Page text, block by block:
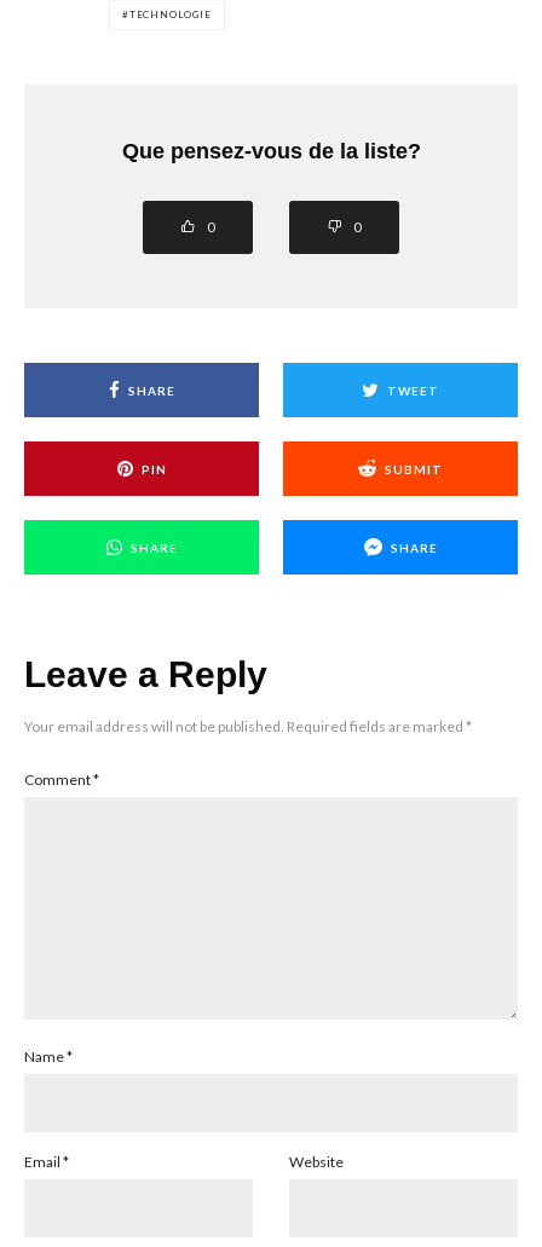
TECHNOLOGIE
Que pensez-vous de la liste?
0 0
SHARE TWEET
PIN SUBMIT
SHARE SHARE
Leave a Reply
Your email address will not be published. Required fields are marked *
Comment*
Name*
Email * Website